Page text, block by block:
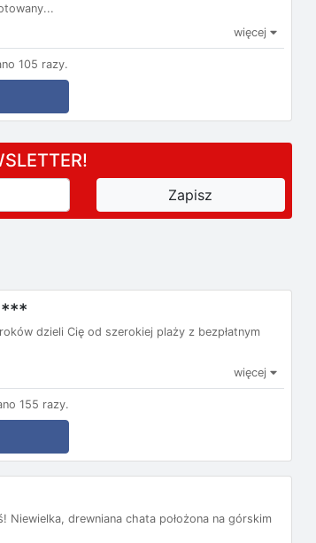
więcej
105 razy.
dzieli Cię od szerokiej plaży z bezpłatnym
więcej
155 razy.
Niewielka, drewniana chata położona na górskim